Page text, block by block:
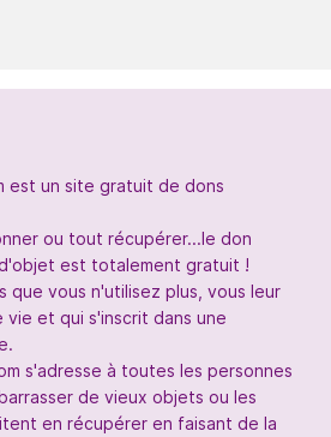
est un site gratuit de dons
ou tout récupérer...le don
est totalement gratuit !
que vous n'utilisez plus, vous leur
et qui s'inscrit dans une
s'adresse à toutes les personnes
de vieux objets ou les
en récupérer en faisant de la